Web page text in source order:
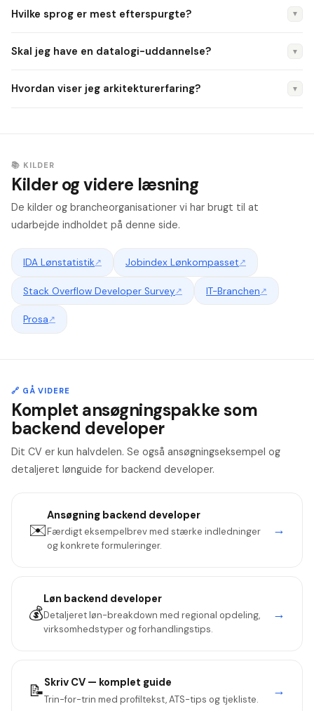
60.000–80.000 kr./md.
Hvilke sprog er mest efterspurgte? ▼
startups.
Skal jeg have en datalogi-uddannelse? ▼
portefølje er også efterspurgte.
Hvordan viser jeg arkitekturerfaring? ▼
📚 KILDER
Kilder og videre læsning
De kilder og brancheorganisationer vi har brugt til at
udarbejde indholdet på denne side.
IDA Lønstatistik↗ Jobindex Lønkompasset↗
Stack Overflow Developer Survey↗ IT-Branchen↗
Prosa↗
🔗 GÅ VIDERE
Komplet ansøgningspakke som
backend developer
Dit CV er kun halvdelen. Se også ansøgningseksempel og
detaljeret lønguide for backend developer.
✉️
Ansøgning backend developer
Færdigt eksempelbrev med stærke indledninger
og konkrete formuleringer.
→
💰
Løn backend developer
Detaljeret løn-breakdown med regional opdeling,
virksomhedstyper og forhandlingstips.
→
📝Skriv CV — komplet guide
Trin-for-trin med profiltekst, ATS-tips og tjekliste.
→